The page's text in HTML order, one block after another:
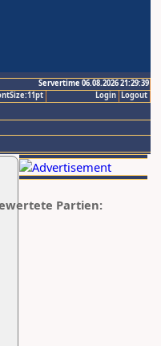
Servertime 06.08.2026 21:29:39
Logout
Login
Partien: